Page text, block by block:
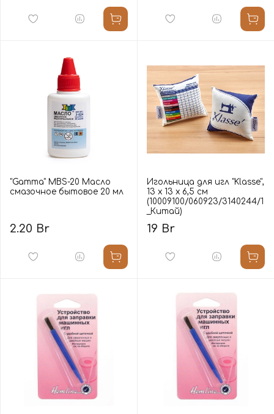
"Gamma" MBS-20 Масло
смазочное бытовое 20 мл
2.20 Br
Игольница для игл "Klasse",
13 x 13 x 6,5 см
(10009100/060923/3140244/1
_Китай)
19 Br